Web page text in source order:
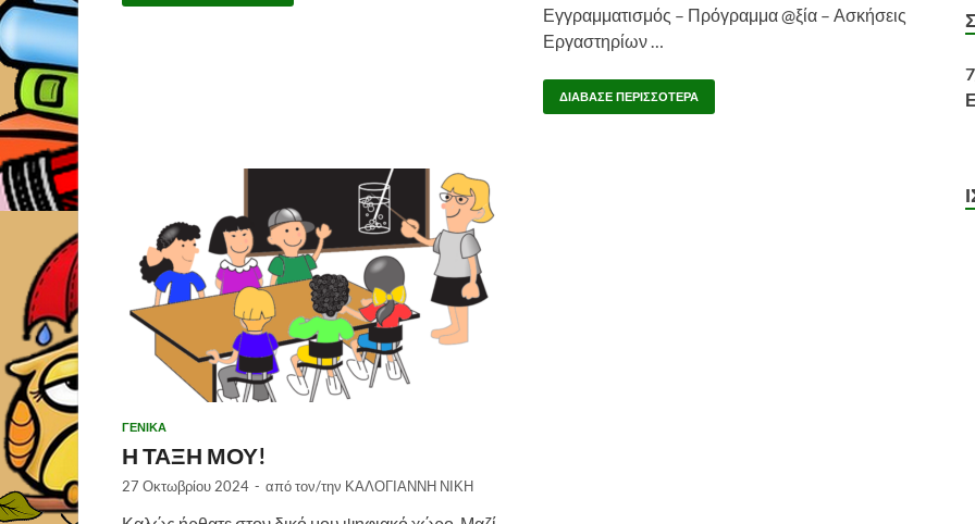
Εγγραμματισμός – Πρόγραμμα @ξία – Ασκήσεις
Εργαστηρίων …
ΔΙΆΒΑΣΕ ΠΕΡΙΣΣΌΤΕΡΑ
ΓΕΝΙΚΑ
Η ΤΑΞΗ ΜΟΥ!
27 Οκτωβρίου 2024 - από τον/την ΚΑΛΟΓΙΑΝΝΗ ΝΙΚΗ